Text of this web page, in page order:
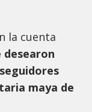
la cuenta
desearon
maya de